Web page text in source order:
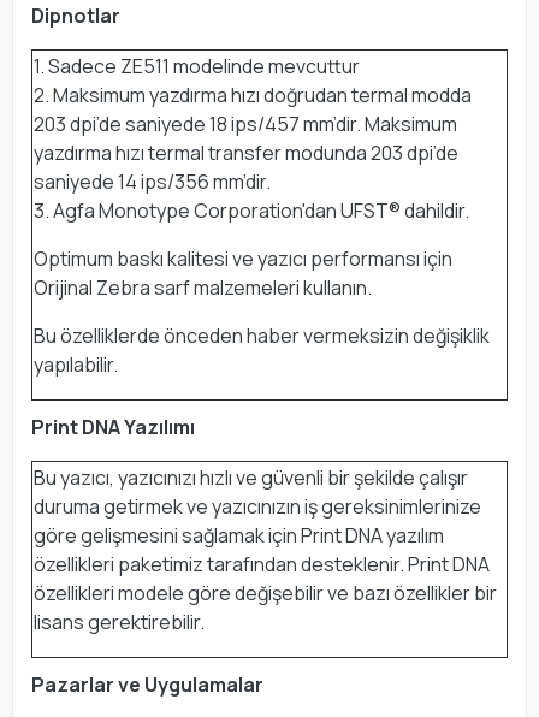
Dipnotlar
1. Sadece ZE511 modelinde mevcuttur
2. Maksimum yazdırma hızı doğrudan termal modda
203 dpi’de saniyede 18 ips/457 mm’dir. Maksimum
yazdırma hızı termal transfer modunda 203 dpi’de
saniyede 14 ips/356 mm’dir.
3. Agfa Monotype Corporation'dan UFST® dahildir.
Optimum baskı kalitesi ve yazıcı performansı için
Orijinal Zebra sarf malzemeleri kullanın.
Bu özelliklerde önceden haber vermeksizin değişiklik
yapılabilir.
Print DNA Yazılımı
Bu yazıcı, yazıcınızı hızlı ve güvenli bir şekilde çalışır
duruma getirmek ve yazıcınızın iş gereksinimlerinize
göre gelişmesini sağlamak için Print DNA yazılım
özellikleri paketimiz tarafından desteklenir. Print DNA
özellikleri modele göre değişebilir ve bazı özellikler bir
lisans gerektirebilir.
Pazarlar ve Uygulamalar